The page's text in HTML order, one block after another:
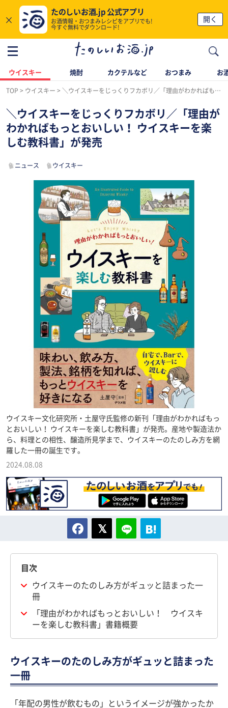
×
たのしいお酒.jp 公式アプリ
お酒情報・おつまみレシピをアプリでも!
今すぐ無料でダウンロード!
開く
ウイスキー 焼酎 カクテルなど おつまみ お
TOP ウイスキー ＼ウイスキーをじっくりフカボリ／「理由がわかればもっとおいしい！ ウイスキーを楽しむ教科書」が発売
＼ウイスキーをじっくりフカボリ／「理由が
わかればもっとおいしい！ ウイスキーを楽
しむ教科書」が発売
ニュース ウイスキー
ウイスキー文化研究所・土屋守氏監修の新刊「理由がわかればもっ
とおいしい！ ウイスキーを楽しむ教科書」が発売。産地や製造法か
ら、料理との相性、醸造所見学まで、ウイスキーのたのしみ方を網
羅した一冊の誕生です。
2024.08.08
目次
ウイスキーのたのしみ方がギュッと詰まった一
冊
「理由がわかればもっとおいしい！ ウイスキ
ーを楽しむ教科書」書籍概要
ウイスキーのたのしみ方がギュッと詰まった
一冊
「年配の男性が飲むもの」というイメージが強かったか